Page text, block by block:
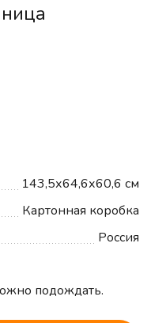
143,5х64,6х60,6 см
Картонная коробка
Россия
подождать.